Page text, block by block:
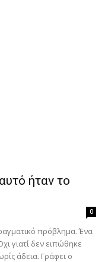
ήταν το
0
πρόβλημα. Ένα
γιατί δεν ειπώθηκε
άδεια. Γράφει ο